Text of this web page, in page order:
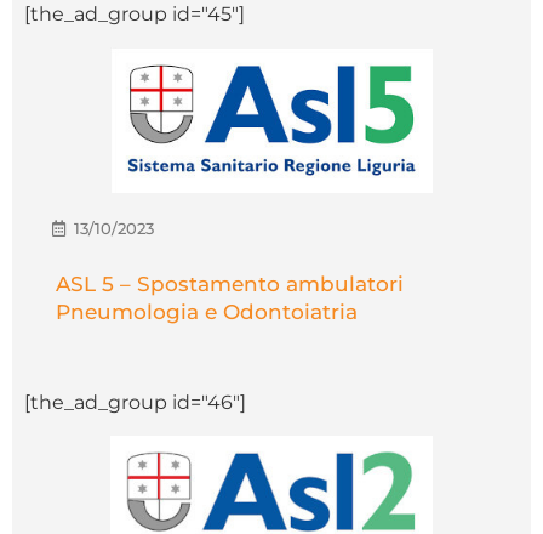
[the_ad_group id="45"]
13/10/2023
ASL 5 – Spostamento ambulatori
Pneumologia e Odontoiatria
[the_ad_group id="46"]